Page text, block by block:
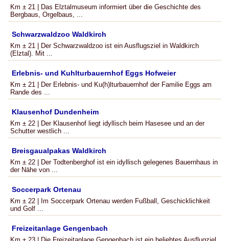
Km ± 21 | Das Elztalmuseum informiert über die Geschichte des
Bergbaus, Orgelbaus, ...
Schwarzwaldzoo Waldkirch
Km ± 21 | Der Schwarzwaldzoo ist ein Ausflugsziel in Waldkirch
(Elztal). Mit ...
Erlebnis- und Kuhlturbauernhof Eggs Hofweier
Km ± 21 | Der Erlebnis- und Ku(h)lturbauernhof der Familie Eggs am
Rande des ...
Klausenhof Dundenheim
Km ± 22 | Der Klausenhof liegt idyllisch beim Hasesee und an der
Schutter westlich ...
Breisgaualpakas Waldkirch
Km ± 22 | Der Todtenberghof ist ein idyllisch gelegenes Bauernhaus in
der Nähe von ...
Soccerpark Ortenau
Km ± 22 | Im Soccerpark Ortenau werden Fußball, Geschicklichkeit
und Golf ...
Freizeitanlage Gengenbach